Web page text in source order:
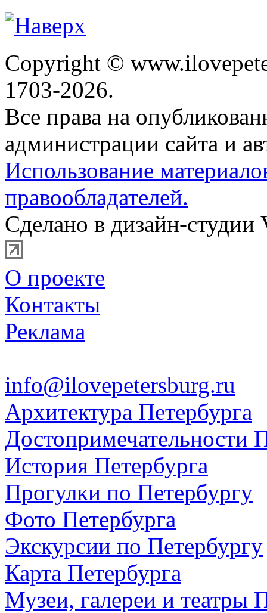
Copyright ©
1703-2026.
Все права на
администрации сайта и
Использование
правообладателей.
Сделано в дизайн-студии
О проекте
Контакты
Реклама
info@ilovepetersburg.ru
Архитектура Петербурга
Достопримечательности
История Петербурга
Прогулки по Петербургу
Фото Петербурга
Экскурсии по Петербургу
Карта Петербурга
Музеи, галереи и театры